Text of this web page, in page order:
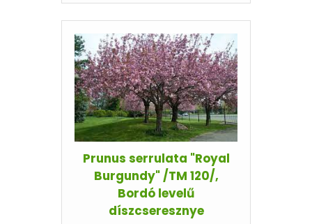
Prunus serrulata "Royal
Burgundy" /TM 120/,
Bordó levelű
díszcseresznye